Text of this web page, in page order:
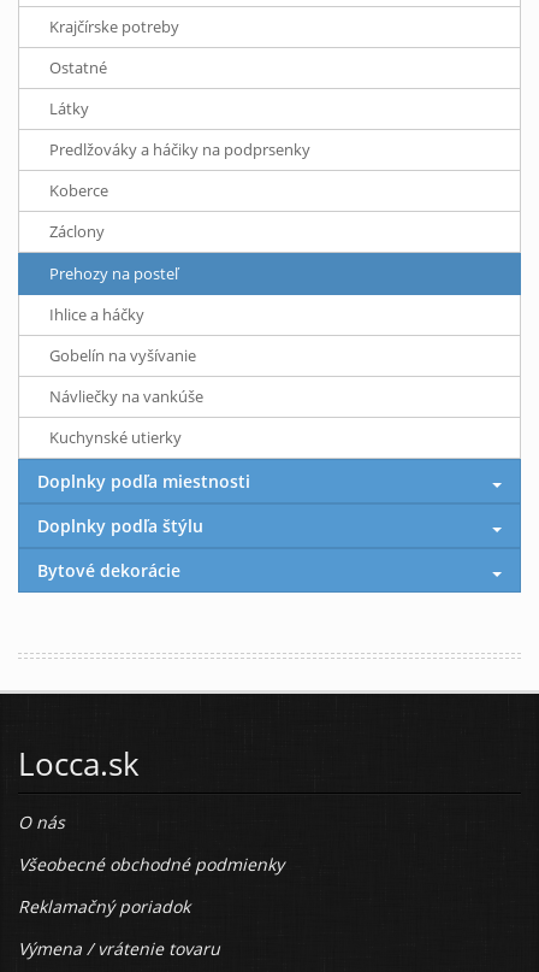
Krajčírske potreby
Ostatné
Látky
Predlžováky a háčiky na podprsenky
Koberce
Záclony
Prehozy na posteľ
Ihlice a háčky
Gobelín na vyšívanie
Návliečky na vankúše
Kuchynské utierky
Doplnky podľa miestnosti
Doplnky podľa štýlu
Bytové dekorácie
Locca.sk
O nás
Všeobecné obchodné podmienky
Reklamačný poriadok
Výmena / vrátenie tovaru